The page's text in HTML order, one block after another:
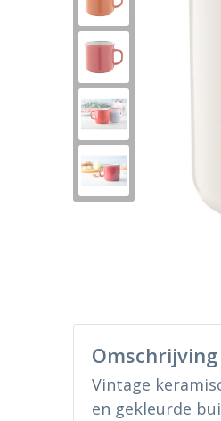
Omschrijving
Vintage
en gekleurde